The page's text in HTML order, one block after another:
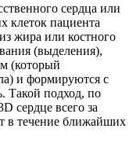
сердца или
клеток пациента
жира или костного
(выделения),
(который
и формируются с
Такой подход, по
сердце всего за
в течение ближайших